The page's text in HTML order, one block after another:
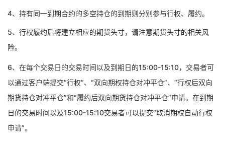
4、持有同一到期合约的多空持仓的到期则分别参与行权、履约。
5、行权履约后将建立相应的期货头寸，请注意期货头寸的相关风
险。
6、 在每个交易日的交易时间以及到期日的15:00-15:10， 交易者可
以通过客户端提交“行权”、“双向期权持仓对冲平仓”、“行权后双向
期货持仓对冲平仓”和“履约后双向期货持仓对冲平仓”申请。在到期
日的交易时间以及15:00-15:10交易者可以提交“取消期权自动行权
申请”。